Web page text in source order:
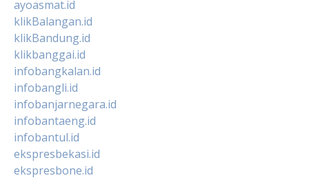
ayoasmat.id
klikBalangan.id
klikBandung.id
klikbanggai.id
infobangkalan.id
infobangli.id
infobanjarnegara.id
infobantaeng.id
infobantul.id
ekspresbekasi.id
ekspresbone.id